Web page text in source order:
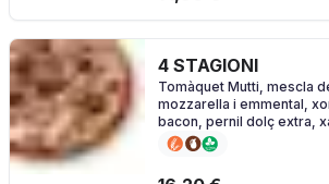
4 STAGIONI
Tomàquet Mutti, mescla
mozzarella i emmental,
bacon, pernil dolç extra,
carxofes, olives i orenga.